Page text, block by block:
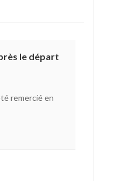
le départ
remercié en